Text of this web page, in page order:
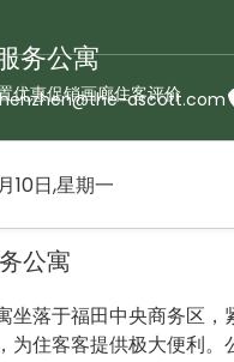
优惠促销画廊住客评价
务公寓
ascott.com
盛捷君临天下服务公寓
公寓
坐落于福田中央商务区
为住客客提供极大便利